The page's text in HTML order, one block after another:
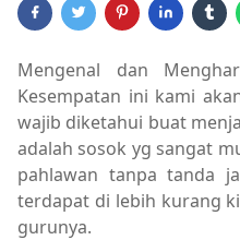
Mengenal dan
Kesempatan ini kami
wajib diketahui buat
adalah sosok yg sangat
pahlawan tanpa tanda
terdapat di lebih kurang
gurunya.